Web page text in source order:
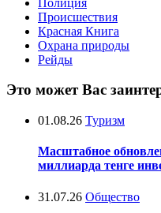
Происшествия
Красная Книга
Охрана природы
Рейды
Это может Вас
01.08.26 Туризм
Масштабное
миллиарда тенге
31.07.26 Общество